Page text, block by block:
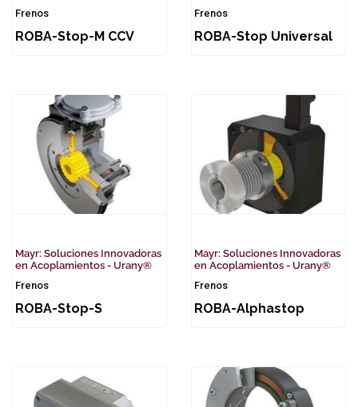
Frenos
ROBA-Stop-M CCV
Frenos
ROBA-Stop Universal
Mayr: Soluciones Innovadoras
en Acoplamientos - Urany®
Frenos
ROBA-Stop-S
Mayr: Soluciones Innovadoras
en Acoplamientos - Urany®
Frenos
ROBA-Alphastop